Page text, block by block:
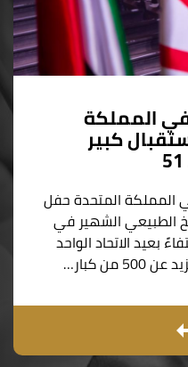
في المملكة
كبير
المملكة المتحدة حفل
الطبيعي الشهير في
بعيد الاتحاد الواحد
كبار…